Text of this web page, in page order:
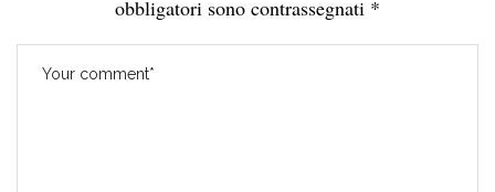
obbligatori sono contrassegnati *